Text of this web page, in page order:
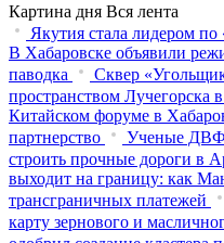
Картина дня Вся лента
Якутия стала лидером по
В Хабаровске объявили
паводка
Сквер
пространством Лучегорска
Китайском форуме в
партнерство
Ученые
строить прочные дороги в
выходит на границу: как
трансграничных платежей
карту зернового и